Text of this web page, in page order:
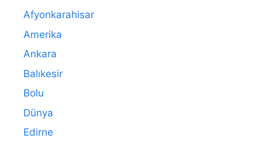
Afyonkarahisar
Amerika
Ankara
Balıkesir
Bolu
Dünya
Edirne